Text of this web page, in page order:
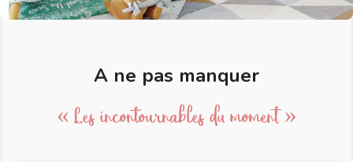
A ne pas manquer
« Les incontournables du moment »